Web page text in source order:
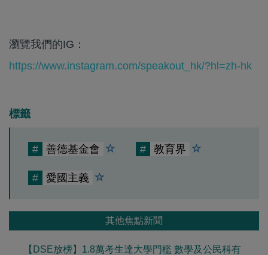
瀏覽我們的IG：
https://www.instagram.com/speakout_hk/?hl=zh-hk
標籤
# 善德基金會 # 教育界
# 愛國主義
其他焦點新聞
【DSE放榜】1.8萬考生達大學門檻 數學及公民科有